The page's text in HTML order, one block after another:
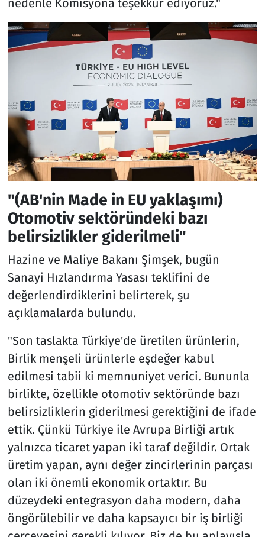
nedenle Komisyona teşekkür ediyoruz."
"(AB'nin Made in EU yaklaşımı)
Otomotiv sektöründeki bazı
belirsizlikler giderilmeli"
Hazine ve Maliye Bakanı Şimşek, bugün
Sanayi Hızlandırma Yasası teklifini de
değerlendirdiklerini belirterek, şu
açıklamalarda bulundu.
"Son taslakta Türkiye'de üretilen ürünlerin,
Birlik menşeli ürünlerle eşdeğer kabul
edilmesi tabii ki memnuniyet verici. Bununla
birlikte, özellikle otomotiv sektöründe bazı
belirsizliklerin giderilmesi gerektiğini de ifade
ettik. Çünkü Türkiye ile Avrupa Birliği artık
yalnızca ticaret yapan iki taraf değildir. Ortak
üretim yapan, aynı değer zincirlerinin parçası
olan iki önemli ekonomik ortaktır. Bu
düzeydeki entegrasyon daha modern, daha
öngörülebilir ve daha kapsayıcı bir iş birliği